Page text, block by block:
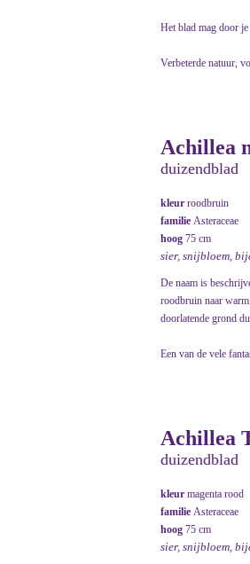
Het blad mag door je
Verbeterde natuur,
Achillea
duizendblad
kleur roodbruin
familie Asteraceae
hoog 75 cm
sier, snijbloem,
De naam is
roodbruin naar
doorlatende grond
Een van de vele
Achillea
duizendblad
kleur magenta rood
familie Asteraceae
hoog 75 cm
sier, snijbloem,